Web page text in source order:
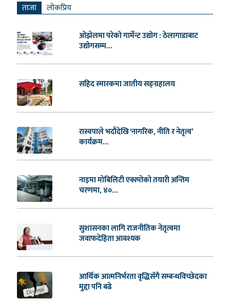
ताजा लाेकप्रिय
ओझेलमा परेको गार्मेन्ट उद्योग : ठेलागाडाबाट
उद्योगसम्म...
सहिद स्मारकमा जातीय सङ्ग्रहालय
रास्वपाले भदौदेखि ‘नागरिक, नीति र नेतृत्व’
कार्यक्रम...
नाइमा मोबिलिटी एक्स्पोको तयारी अन्तिम
चरणमा, ४०...
सुशासनका लागि राजनीतिक नेतृत्वमा
जवाफदेहिता आवश्यक
आर्थिक आत्मनिर्भरता वृद्धिसँगै सम्बन्धविच्छेदका
मुद्दा पनि बढे